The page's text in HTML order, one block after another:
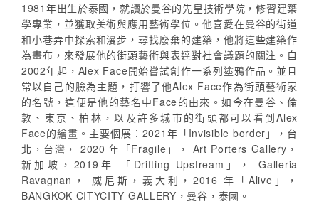
1981年出生於泰國，就讀於曼谷的先皇技術學院，修習建築
學專業，並獲取美術與應用藝術學位。他喜愛在曼谷的街道
和小巷弄中探索和漫步，尋找廢棄的建築，他將這些建築作
為畫布，來發展他的街頭藝術與表達對社會議題的關注。自
2002年起，Alex Face開始嘗試創作一系列塗鴉作品。並且
常以自己的臉為主題，打響了他Alex Face作為街頭藝術家
的名號，這便是他的藝名中Face的由來。如今在曼谷、倫
敦、東京、柏林，以及許多城市的街頭都可以看到Alex
Face的繪畫。主要個展：2021年「Invisible border」，台
北，台灣， 2020 年「Fragile」， Art Porters Gallery，
新加坡，2019年 「Drifting Upstream」， Galleria
Ravagnan， 威尼斯，義大利，2016 年「Alive」，
BANGKOK CITYCITY GALLERY，曼谷，泰國。